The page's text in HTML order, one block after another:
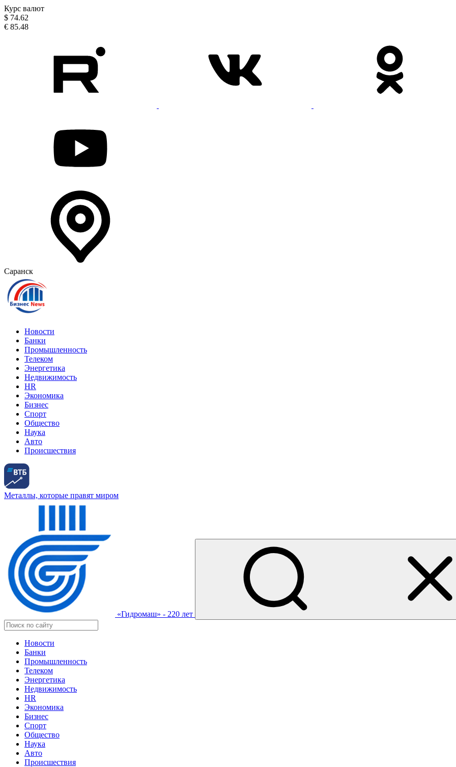
Курс валют
$ 74.62
€ 85.48
Саранск
Новости
Банки
Промышленность
Телеком
Энергетика
Недвижимость
HR
Экономика
Бизнес
Спорт
Общество
Наука
Авто
Происшествия
Металлы, которые правят миром
«Гидромаш» - 220 лет
Новости
Банки
Промышленность
Телеком
Энергетика
Недвижимость
HR
Экономика
Бизнес
Спорт
Общество
Наука
Авто
Происшествия